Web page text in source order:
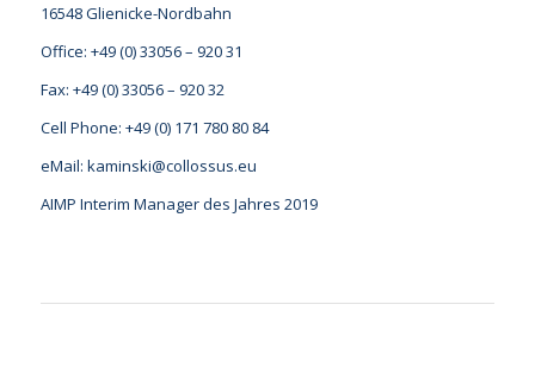
16548 Glienicke-Nordbahn
Office: +49 (0) 33056 – 920 31
Fax: +49 (0) 33056 – 920 32
Cell Phone: +49 (0) 171 780 80 84
eMail: kaminski@collossus.eu
AIMP Interim Manager des Jahres 2019